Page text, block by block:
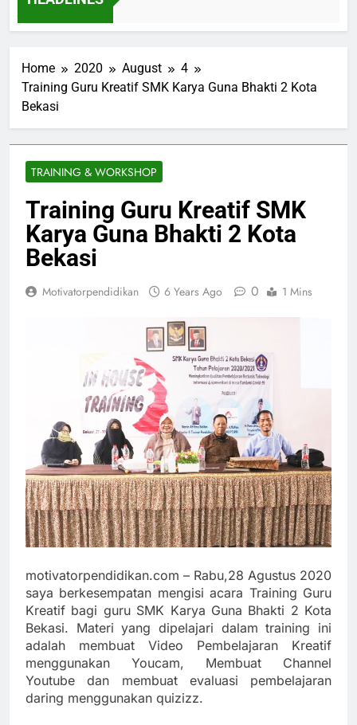
Home 2020 August
4
Training Guru Kreatif SMK Karya Guna Bhakti 2 Kota
Bekasi
TRAINING & WORKSHOP
Training Guru Kreatif SMK
Karya Guna Bhakti 2 Kota
Bekasi
Motivatorpendidikan 6 Years Ago 0 1 Mins
motivatorpendidikan.com – Rabu,28 Agustus 2020
saya berkesempatan mengisi acara Training Guru
Kreatif bagi guru SMK Karya Guna Bhakti 2 Kota
Bekasi. Materi yang dipelajari dalam training ini
adalah membuat Video Pembelajaran Kreatif
menggunakan Youcam, Membuat Channel
Youtube dan membuat evaluasi pembelajaran
daring menggunakan quizizz.